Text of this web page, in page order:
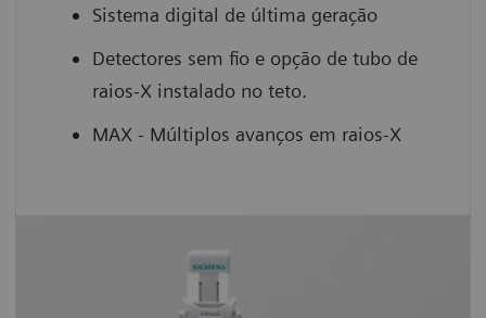
Sistema digital de última geração
Detectores sem fio e opção de tubo de
raios-X instalado no teto.
MAX - Múltiplos avanços em raios-X